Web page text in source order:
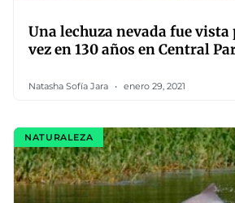
Una lechuza nevada fue
vez en 130 años en Central
Natasha Sofía Jara enero 29, 2021
NATURALEZA